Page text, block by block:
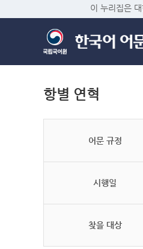
이 누리집은
항별 연혁
어문 규정
시행일
찾을 대상